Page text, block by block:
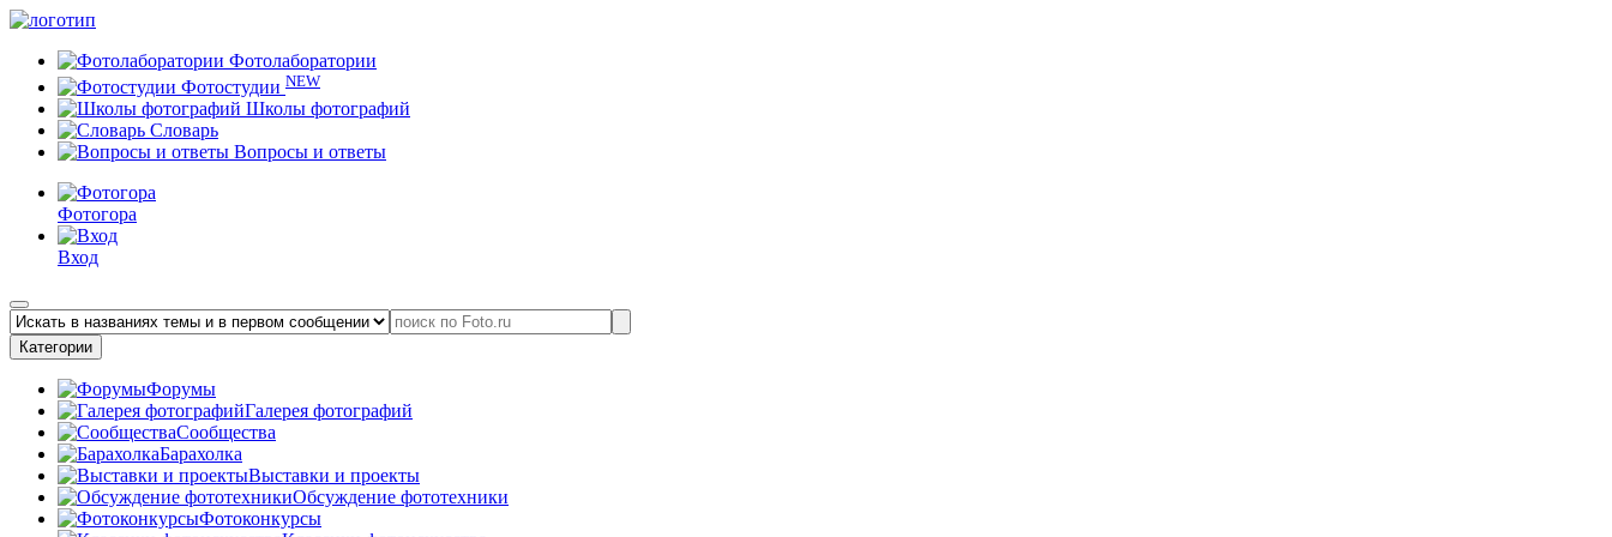
Фотолаборатории
Фотостудии NEW
Школы фотографий
Словарь
Вопросы и ответы
Фотогора
Вход
Категории
Форумы
Галерея фотографий
Сообщества
Барахолка
Выставки и проекты
Обсуждение фототехники
Фотоконкурсы